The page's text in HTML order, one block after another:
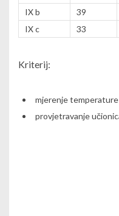
IX b
39
IX c
33
Kriterij:
mjerenje
provjetravanje